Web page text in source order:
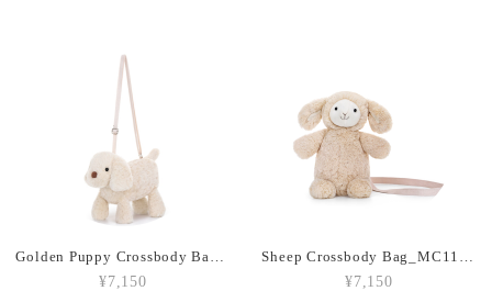
2026/03/05
¥7,150
¥7,150